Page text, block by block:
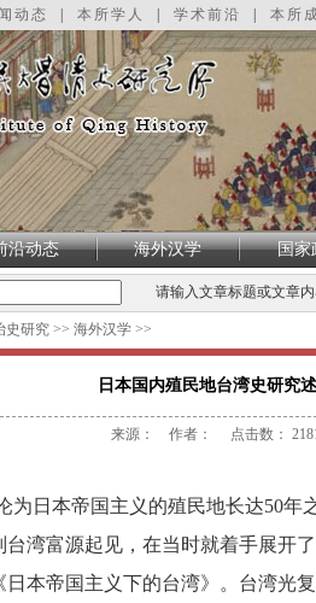
动态 本所学人 学术前沿 本所
沿动态 海外汉学 国家
请输入文章标题或文章
史研究 >> 海外汉学 >>
日本国内殖民地台湾史研究
来源： 作者： 点击数：
为日本帝国主义的殖民地长达50年
湾富源起见，在当时就着手展开
本帝国主义下的台湾》。台湾光